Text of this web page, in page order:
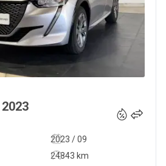
2023
2023 / 09
24843 km